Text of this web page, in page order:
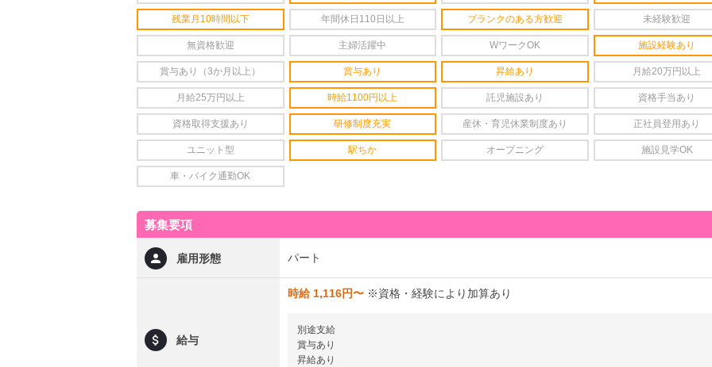
残業月10時間以下 年間休日110日以上 ブランクのある方歓迎 未経験歓迎
無資格歓迎 主婦活躍中 WワークOK 施設経験あり
賞与あり（3か月以上） 賞与あり 昇給あり 月給20万円以上
月給25万円以上 時給1100円以上 託児施設あり 資格手当あり
資格取得支援あり 研修制度充実 産休・育児休業制度あり 正社員登用あり
ユニット型 駅ちか オープニング 施設見学OK
車・バイク通勤OK
募集要項
雇用形態 パート
給与
時給 1,116円〜 ※資格・経験により加算あり
別途支給
賞与あり
昇給あり